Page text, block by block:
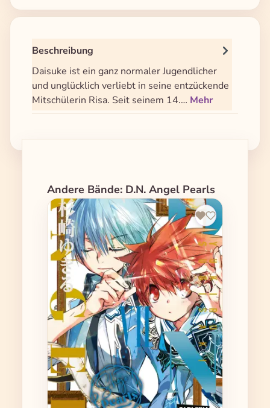
Beschreibung
Daisuke ist ein ganz normaler Jugendlicher
und unglücklich verliebt in seine entzückende
Mitschülerin Risa. Seit seinem 14.… Mehr
Produktgalerie überspringen
Andere Bände: D.N. Angel Pearls